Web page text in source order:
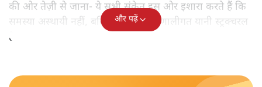
की ओर तेज़ी से जाना- ये सभी संकेत इस ओर इशारा करते हैं कि
समस्या अस्थायी नहीं, बल्कि गहरी और प्रणालीगत यानी स्ट्रक्चरल
है।
और पढ़ें